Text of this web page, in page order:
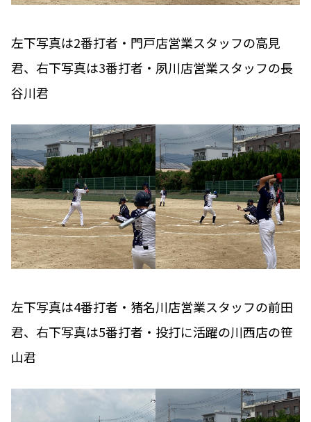
左下写真は2番打者・門戸店営業スタッフの高見
君、右下写真は3番打者・夙川店営業スタッフの長
谷川君
左下写真は4番打者・猪名川店営業スタッフの前田
君、右下写真は5番打者・投打に活躍の川西店の笹
山君